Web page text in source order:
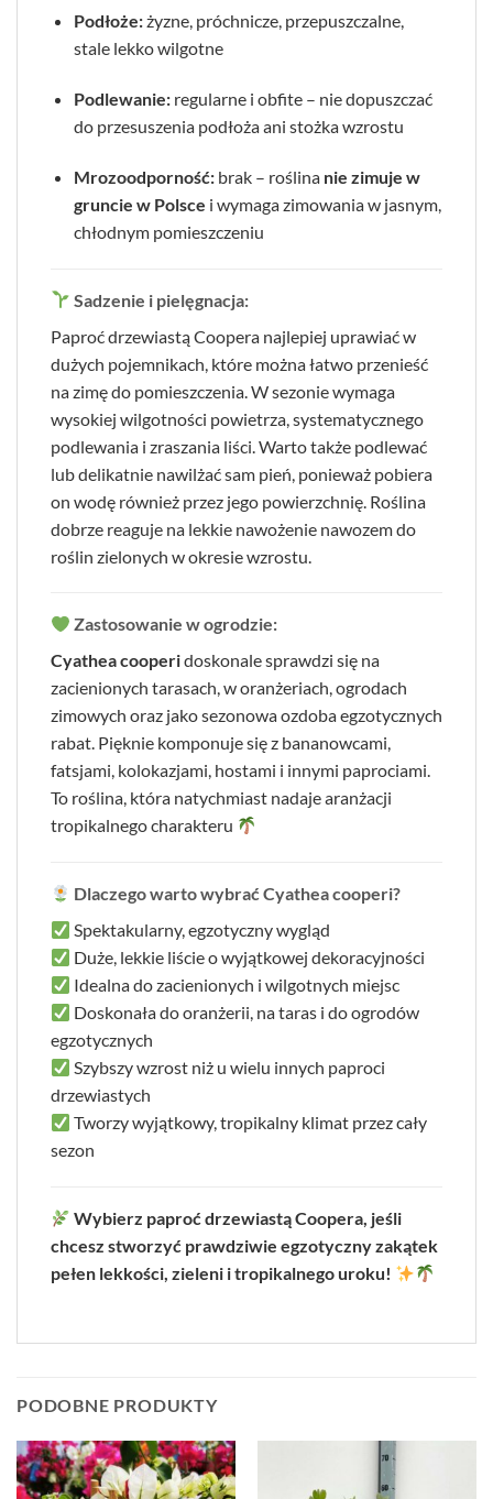
Podłoże:żyzne, próchnicze, przepuszczalne,
stale lekko wilgotne
Podlewanie:regularne i obfite – nie dopuszczać
do przesuszenia podłoża ani stożka wzrostu
Mrozoodporność:brak – roślina nie zimuje w
gruncie w Polsce i wymaga zimowania w jasnym,
chłodnym pomieszczeniu
Sadzenie i pielęgnacja:
Paproć drzewiastą Coopera najlepiej uprawiać w
dużych pojemnikach, które można łatwo przenieść
na zimę do pomieszczenia. W sezonie wymaga
wysokiej wilgotności powietrza, systematycznego
podlewania i zraszania liści. Warto także podlewać
lub delikatnie nawilżać sam pień, ponieważ pobiera
on wodę również przez jego powierzchnię. Roślina
dobrze reaguje na lekkie nawożenie nawozem do
roślin zielonych w okresie wzrostu.
Zastosowanie w ogrodzie:
Cyathea cooperidoskonale sprawdzi się na
zacienionych tarasach, w oranżeriach, ogrodach
zimowych oraz jako sezonowa ozdoba egzotycznych
rabat. Pięknie komponuje się z bananowcami,
fatsjami, kolokazjami, hostami i innymi paprociami.
To roślina, która natychmiast nadaje aranżacji
tropikalnego charakteru
Dlaczego warto wybrać Cyathea cooperi?
Spektakularny, egzotyczny wygląd
Duże, lekkie liście o wyjątkowej dekoracyjności
Idealna do zacienionych i wilgotnych miejsc
Doskonała do oranżerii, na taras i do ogrodów
egzotycznych
Szybszy wzrost niż u wielu innych paproci
drzewiastych
Tworzy wyjątkowy, tropikalny klimat przez cały
sezon
Wybierz paproć drzewiastą Coopera, jeśli
chcesz stworzyć prawdziwie egzotyczny zakątek
pełen lekkości, zieleni i tropikalnego uroku!
PODOBNE PRODUKTY